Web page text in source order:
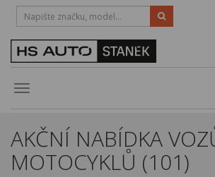
Toggle
HOTLINE:
STRAKONICE-383 335 366
Půjčovna
AKČNÍ NABÍDKA
MOTOCYKLŮ (101)